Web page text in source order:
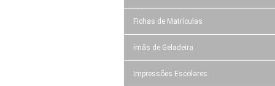
Fichas de Matrículas
ímãs de Geladeira
Impressões Escolares